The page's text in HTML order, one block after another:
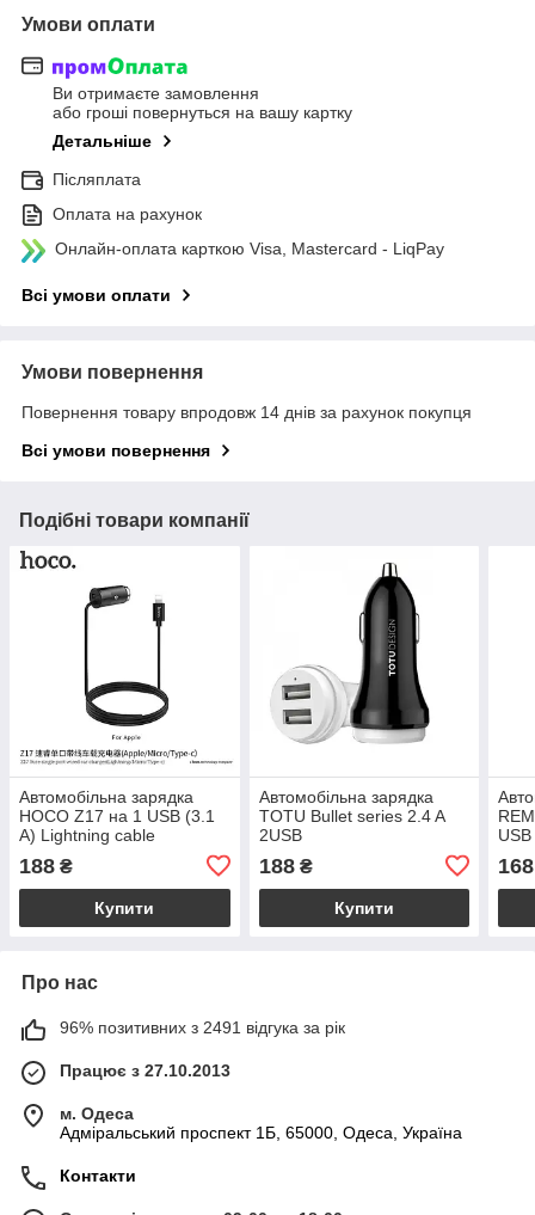
Умови оплати
Ви отримаєте замовлення
або гроші повернуться на вашу картку
Детальніше
Післяплата
Оплата на рахунок
Онлайн-оплата карткою Visa, Mastercard - LiqPay
Всі умови оплати
Умови повернення
Повернення товару впродовж 14 днів за рахунок покупця
Всі умови повернення
Подібні товари компанії
Автомобільна зарядка
HOCO Z17 на 1 USB (3.1
A) Lightning cable
188 ₴
Купити
Автомобільна зарядка
TOTU Bullet series 2.4 A
2USB
188₴
Купити
168
Про нас
96% позитивних з 2491 відгука за рік
Працює з 27.10.2013
м. Одеса
Адміральський проспект 1Б, 65000, Одеса, Україна
Контакти